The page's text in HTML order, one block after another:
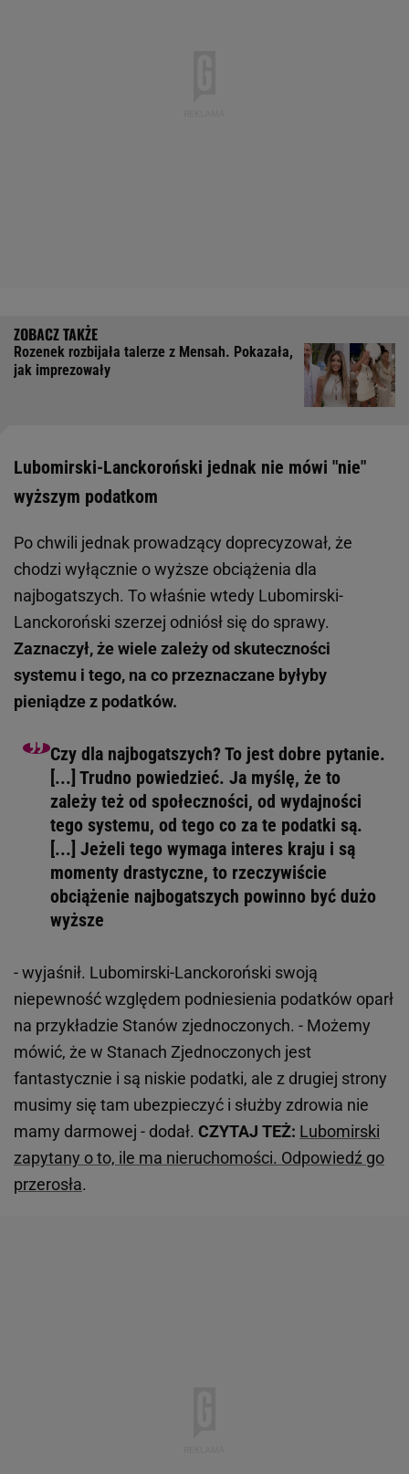
Rozenek rozbijała talerze z Mensah. Pokazała,
jak imprezowały
Lubomirski-Lanckoroński jednak nie mówi "nie"
wyższym podatkom
Po chwili jednak prowadzący doprecyzował, że
chodzi wyłącznie o wyższe obciążenia dla
najbogatszych. To właśnie wtedy Lubomirski-
Lanckoroński szerzej odniósł się do sprawy.
Zaznaczył, że wiele zależy od skuteczności
systemu i tego, na co przeznaczane byłyby
pieniądze z podatków.
Czy dla najbogatszych? To jest dobre pytanie.
[...] Trudno powiedzieć. Ja myślę, że to
zależy też od społeczności, od wydajności
tego systemu, od tego co za te podatki są.
[...] Jeżeli tego wymaga interes kraju i są
momenty drastyczne, to rzeczywiście
obciążenie najbogatszych powinno być dużo
wyższe
- wyjaśnił. Lubomirski-Lanckoroński swoją
niepewność względem podniesienia podatków oparł
na przykładzie Stanów zjednoczonych. - Możemy
mówić, że w Stanach Zjednoczonych jest
fantastycznie i są niskie podatki, ale z drugiej strony
musimy się tam ubezpieczyć i służby zdrowia nie
mamy darmowej - dodał. CZYTAJ TEŻ: Lubomirski
zapytany o to, ile ma nieruchomości. Odpowiedź go
przerosła.